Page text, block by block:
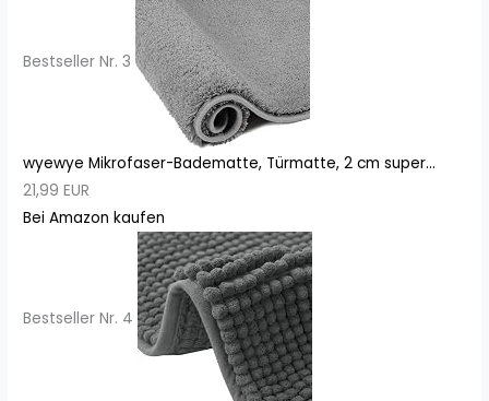
Bestseller Nr. 3
wyewye Mikrofaser-Badematte, Türmatte, 2 cm super...
21,99 EUR
Bei Amazon kaufen
Bestseller Nr. 4